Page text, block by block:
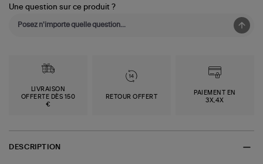
Une question sur ce produit ?
LIVRAISON
OFFERTE DÈS 150
€
RETOUR OFFERT
PAIEMENT EN
3X,4X
DESCRIPTION